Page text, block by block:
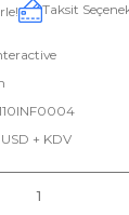
Taksit
+ KDV